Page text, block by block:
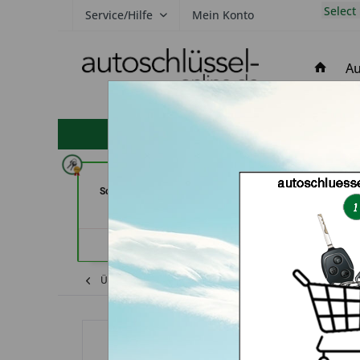
Service/Hilfe Mein Konto Select
hohe Kundenzufriedenheit
Schlüsseldienst (in Coburg)
Jacks
Übersicht Mazda